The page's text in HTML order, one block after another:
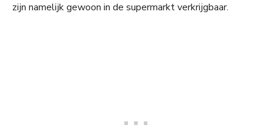
zijn namelijk gewoon in de supermarkt verkrijgbaar.